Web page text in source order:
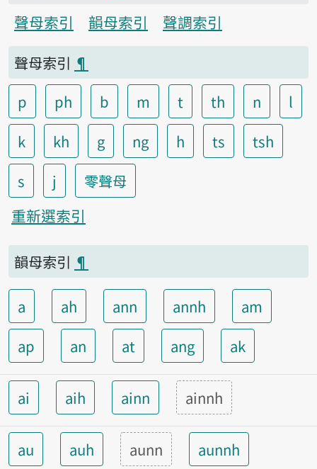
聲母索引
韻母索引
聲調索引
聲母索引 ¶
p
ph b m t th n
l
k
kh g ng h ts
tsh
s
j
零聲母
重新選索引
韻母索引 ¶
a ah ann annh
am
ap
an at ang ak
ai aih ainn ainnh
au auh aunn aunnh